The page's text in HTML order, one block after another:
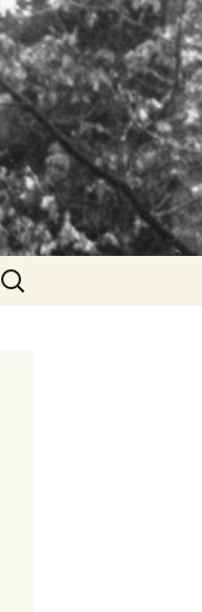
Szukaj: